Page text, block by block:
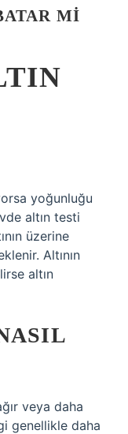
MI
yoğunluğu
altın testi
üzerine
Altının
altın
veya daha
genellikle daha